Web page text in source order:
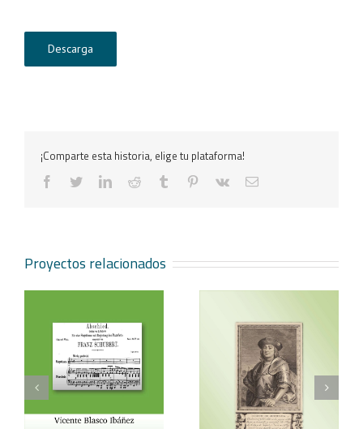
Descarga
¡Comparte esta historia, elige tu plataforma!
facebooktwitterlinkedinreddit tumblr pinterest
vk
Correo
Proyectos relacionados
Vicente Blasco Ibáñez,
Hugo de Moncada
Aventura veneciana y
otros cuentos